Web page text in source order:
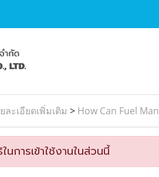
ะเอียดเพิ่มเติม > How Can Fuel
การเข้าใช้งานในส่วนนี้